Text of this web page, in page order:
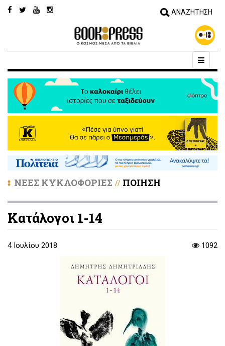
ΝΕΕΣ ΚΥΚΛΟΦΟΡΙΕΣ // ΠΟΙΗΣΗ
Κατάλογοι 1-14
4 Ιουλίου 2018 1092